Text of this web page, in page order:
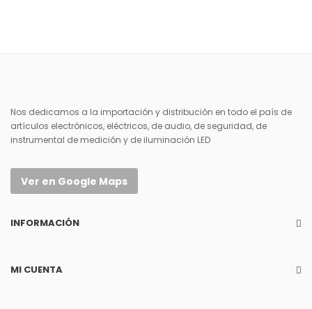
Nos dedicamos a la importación y distribución en todo el país de
artículos electrónicos, eléctricos, de audio, de seguridad, de
instrumental de medición y de iluminación LED
Ver en Google Maps
INFORMACIÓN
MI CUENTA